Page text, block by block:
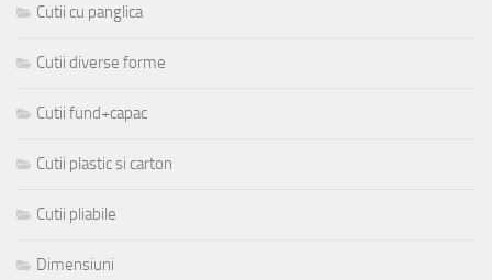
Cutii cu panglica
Cutii diverse forme
Cutii fund+capac
Cutii plastic si carton
Cutii pliabile
Dimensiuni